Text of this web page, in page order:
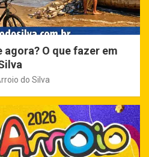
agora? O que fazer em
do Silva